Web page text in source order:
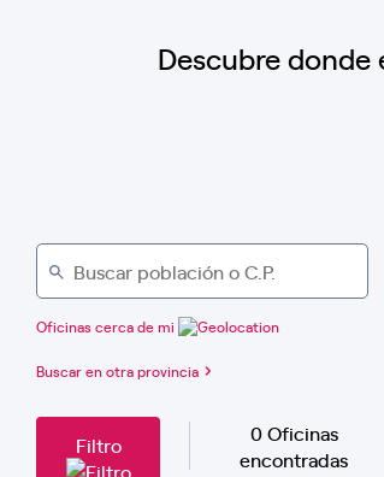
Descubre donde
Oficinas cerca de mi
Buscar en otra provincia
Filtro
0 Oficinas
encontradas